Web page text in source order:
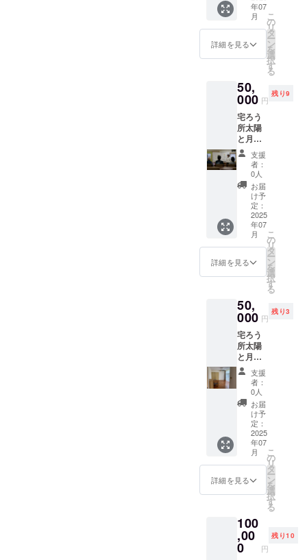
します
ので、
フにク
ラウド
グで支
援をし
た旨を
お声掛
けくだ
さい。
・お一
組一回
限りの
利用と
させて
頂きま
す。 ・
現金へ
の交換
ませ
ん。お
ん。 ・
有効期
間：
2025年
7月5
日〜
2025年
7月5
日 1日
限り
ではあ
ります
が、応
援して
たちな
りの感
謝をお
届けで
きれば
と思い
ます。
※このリ
ターン
は6000
円、
10,000
円のリ
ターン
と同じ
なりま
す。
うござ
いま
す。 な
お、会
方に
は、プ
ロジェ
クト終
了後に
感謝の
メール
（また
は動
画）を
送りま
す。さ
さやか
ではあ
ります
が、応
援して
たちな
りの感
謝をお
届けで
きれば
と思い
ます。
※このリ
ターン
は4000
円、
10,000
円のリ
ターン
と同じ
なりま
す。
「応援
した
い！」
という
お気持
ちでご
さる方
向けで
す。心
からの
感謝を
込め
て、活
動を前
に進め
させて
頂きま
す。 あ
りがと
うござ
いま
す。 な
お、会
方に
は、プ
ロジェ
クト終
了後に
感謝の
メール
（また
は動
画）を
送りま
す。さ
さやか
ではあ
ります
が、応
援して
たちな
りの感
謝をお
届けで
年07
月
詳細を見る
こ
の
リ
タ
ー
ン
を
選
択
す
る
50,
000 円
残り9
宅ろう
所太陽
と月で
ボラン
ティア
をしな
がら手
話が学
べるチ
ケット
①詳
細：手
話で話
せる宅
ろう所
太陽と
話を学
ぶこと
ができ
ます。
②提供
方法：
宅ろう
所 太
陽と月
（新潟
県柏崎
市西山
町別山
1589-
1）でボ
ラン
ティア
導を受
けるこ
とがで
きま
支援
者：
0人
お届
け予
定：
2025
年07
月
詳細を見る
こ
の
リ
タ
ー
ン
を
選
択
す
る
50,
000 円
残り3
宅ろう
所太陽
と月の
空き部
屋を利
活用で
きるチ
ケット
①詳
細：手
話が通
じる宅
ろう所
太陽と
月の空
き部屋
用でき
ます。
②提供
方法：
支援
者：
0人
お届
け予
定：
2025
年07
月
詳細を見る
こ
の
リ
タ
ー
ン
を
選
択
す
る
100
,00
0 円
残り10